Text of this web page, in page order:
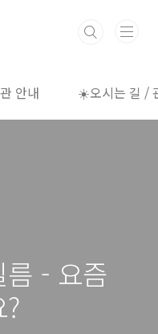
안내 ☀️오시는 길 /
- 요즘